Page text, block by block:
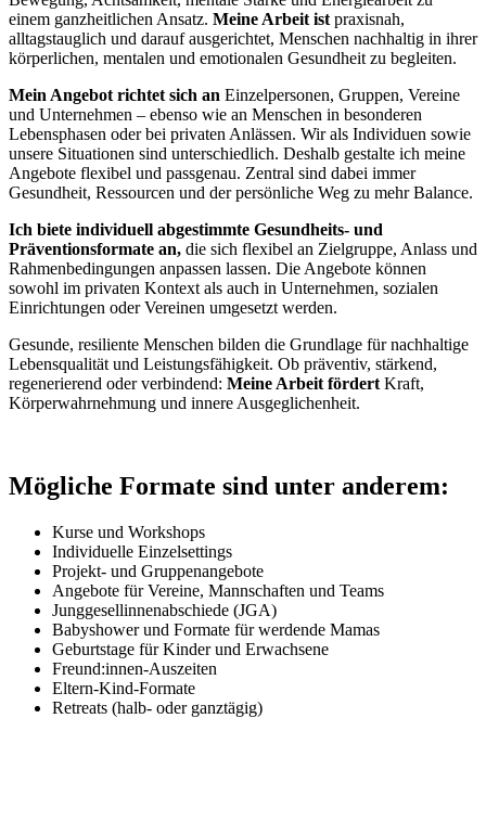
einem ganzheitlichen Ansatz. Meine Arbeit ist praxisnah,
alltagstauglich und darauf ausgerichtet, Menschen nachhaltig in ihrer
körperlichen, mentalen und emotionalen Gesundheit zu begleiten.
Mein Angebot richtet sich an Einzelpersonen, Gruppen, Vereine
und Unternehmen – ebenso wie an Menschen in besonderen
Lebensphasen oder bei privaten Anlässen. Wir als Individuen sowie
unsere Situationen sind unterschiedlich. Deshalb gestalte ich meine
Angebote flexibel und passgenau. Zentral sind dabei immer
Gesundheit, Ressourcen und der persönliche Weg zu mehr Balance.
Ich biete individuell abgestimmte Gesundheits- und
Präventionsformate an, die sich flexibel an Zielgruppe, Anlass und
Rahmenbedingungen anpassen lassen. Die Angebote können
sowohl im privaten Kontext als auch in Unternehmen, sozialen
Einrichtungen oder Vereinen umgesetzt werden.
Gesunde, resiliente Menschen bilden die Grundlage für nachhaltige
Lebensqualität und Leistungsfähigkeit. Ob präventiv, stärkend,
regenerierend oder verbindend: Meine Arbeit fördert Kraft,
Körperwahrnehmung und innere Ausgeglichenheit.
Mögliche Formate sind unter anderem:
Kurse und Workshops
Individuelle Einzelsettings
Projekt- und Gruppenangebote
Angebote für Vereine, Mannschaften und Teams
Junggesellinnenabschiede (JGA)
Babyshower und Formate für werdende Mamas
Geburtstage für Kinder und Erwachsene
Freund:innen-Auszeiten
Eltern-Kind-Formate
Retreats (halb- oder ganztägig)